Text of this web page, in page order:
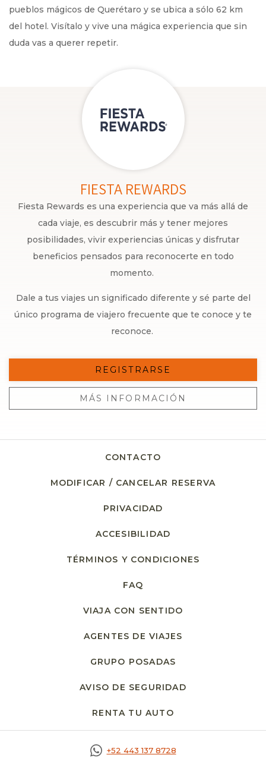
pueblos mágicos de Querétaro y se ubica a sólo 62 km
del hotel. Visítalo y vive una mágica experiencia que sin
duda vas a querer repetir.
FIESTA REWARDS
Fiesta Rewards es una experiencia que va más allá de
cada viaje, es descubrir más y tener mejores
posibilidades, vivir experiencias únicas y disfrutar
beneficios pensados para reconocerte en todo
momento.
Dale a tus viajes un significado diferente y sé parte del
único programa de viajero frecuente que te conoce y te
reconoce.
REGISTRARSE
MÁS INFORMACIÓN
CONTACTO
MODIFICAR / CANCELAR RESERVA
PRIVACIDAD
ACCESIBILIDAD
TÉRMINOS Y CONDICIONES
FAQ
VIAJA CON SENTIDO
AGENTES DE VIAJES
GRUPO POSADAS
AVISO DE SEGURIDAD
RENTA TU AUTO
+52 443 137 8728